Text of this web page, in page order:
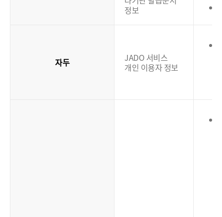
정보
자두
JADO 서비스
개인 이용자 정보